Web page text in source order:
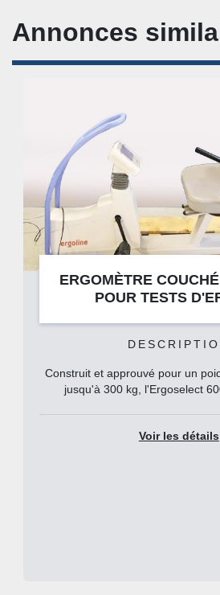
Annonces
ERGOMÈTRE
POUR TESTS
Construit et approuvé pour un
jusqu'à 300 kg, l'Ergoselect
Voir les détails